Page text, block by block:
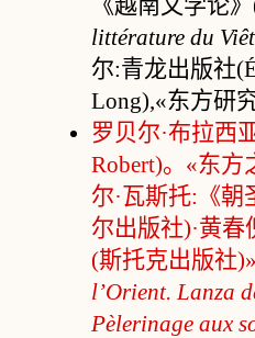
littérature du
尔:青龙出版社
Long),«东方研
罗贝尔·布拉西
Robert)。«东方
尔·瓦斯托:《
尔出版社)·黄春
(斯托克出版社
l’Orient. Lanza
Pèlerinage aux